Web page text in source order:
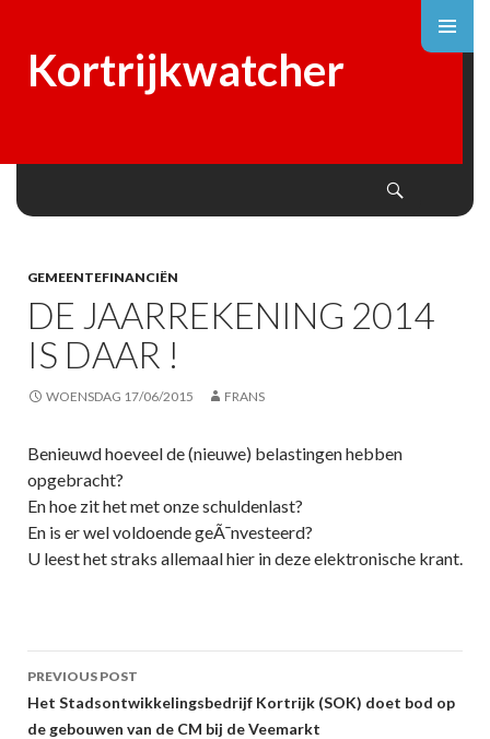
Kortrijkwatcher
GEMEENTEFINANCIËN
DE JAARREKENING 2014
IS DAAR !
WOENSDAG 17/06/2015 FRANS
Benieuwd hoeveel de (nieuwe) belastingen hebben
opgebracht?
En hoe zit het met onze schuldenlast?
En is er wel voldoende geÃ¯nvesteerd?
U leest het straks allemaal hier in deze elektronische krant.
Post
navigation
PREVIOUS POST
Het Stadsontwikkelingsbedrijf Kortrijk (SOK) doet bod op
de gebouwen van de CM bij de Veemarkt